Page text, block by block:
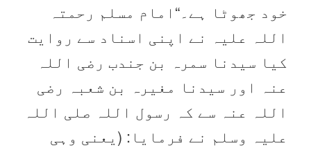
خود جھوٹا ہے۔“امام مسلم رحمتہ
اللہ علیہ نے اپنی اسناد سے روایت
کیا سیدنا سمرہ بن جندب رضی اللہ
عنہ اور سیدنا مغیرہ بن شعبہ رضی
اللہ عنہ سے کہ رسول اللہ صلی اللہ
علیہ وسلم نے فرمایا: (یعنی وہی